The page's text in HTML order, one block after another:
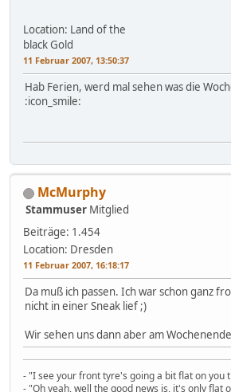
Location: Land of the
black Gold
11 Februar 2007, 13:50:37
Hab Ferien, werd mal sehen was die
:icon_smile:
McMurphy
Stammuser Mitglied
Beiträge: 1.454
Location: Dresden
11 Februar 2007, 16:18:17
Da muß ich passen. Ich war schon ganz
nicht in einer Sneak lief ;)
Wir sehen uns dann aber am
- "I see your front tyre's going a bit flat on you
- "Oh yeah, well the good news is, it's only flat